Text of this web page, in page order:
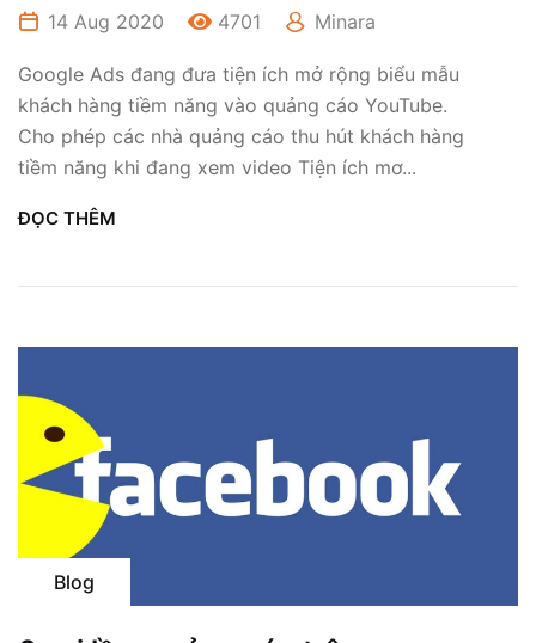
14 Aug 2020 4701 Minara
Google Ads đang đưa tiện ích mở rộng biểu mẫu
khách hàng tiềm năng vào quảng cáo YouTube.
Cho phép các nhà quảng cáo thu hút khách hàng
tiềm năng khi đang xem video Tiện ích mơ...
ĐỌC THÊM
Blog